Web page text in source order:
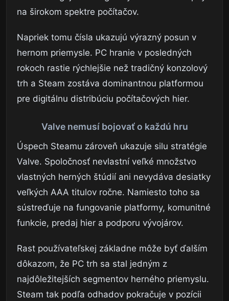
na širokom spektre počítačov.
Napriek tomu čísla ukazujú výrazný posun v
hernom priemysle. PC hranie v posledných
rokoch rastie rýchlejšie než tradičný konzolový
trh a Steam zostáva dominantnou platformou
pre digitálnu distribúciu počítačových hier.
Valve nemusí bojovať o každú hru
Úspech Steamu zároveň ukazuje silu stratégie
Valve. Spoločnosť nevlastní veľké množstvo
vlastných herných štúdií ani nevydáva desiatky
veľkých AAA titulov ročne. Namiesto toho sa
sústreďuje na fungovanie platformy, komunitné
funkcie, predaj hier a podporu vývojárov.
Rast používateľskej základne môže byť ďalším
dôkazom, že PC trh sa stal jedným z
najdôležitejších segmentov herného priemyslu.
Steam tak podľa odhadov pokračuje v pozícii